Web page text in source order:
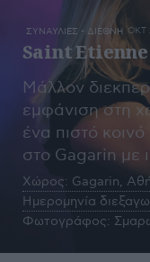
ΣΥΝΑΥΛΙΕΣ - ΔΙΕΘΝΗ ΟΚΤ
Saint
Μάλλον
εμφάνιση στη
ένα πιστό
στο Gagarin με
Χώρος: Gagarin,
Ημερομηνία
Φωτογράφος: